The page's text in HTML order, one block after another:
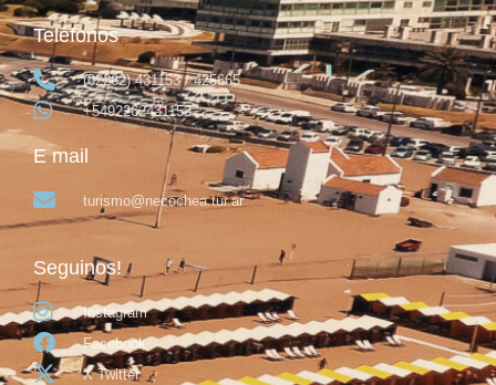
Teléfonos
(02262) 431153 / 425665
+5492262431153
E mail
turismo@necochea.tur.ar
Seguinos!
Instagram
Facebook
X Twitter